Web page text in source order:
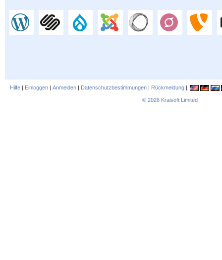
Hilfe | Einloggen | Anmelden | Datenschutzbestimmungen | Rückmeldung |
© 2026 Kraisoft Limited